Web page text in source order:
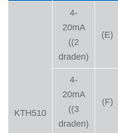
KTH510
4-
20mA
((2
draden)
(E)
4-
20mA
((3
draden)
(F)